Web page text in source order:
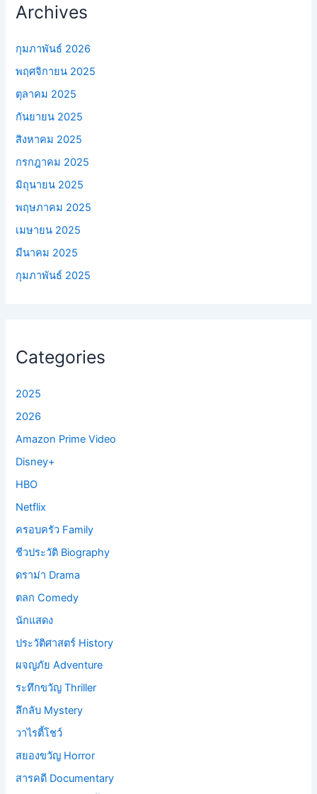
Archives
กุมภาพันธ์ 2026
พฤศจิกายน 2025
ตุลาคม 2025
กันยายน 2025
สิงหาคม 2025
กรกฎาคม 2025
มิถุนายน 2025
พฤษภาคม 2025
เมษายน 2025
มีนาคม 2025
กุมภาพันธ์ 2025
Categories
2025
2026
Amazon Prime Video
Disney+
HBO
Netflix
ครอบครัว Family
ชีวประวัติ Biography
ดราม่า Drama
ตลก Comedy
นักแสดง
ประวัติศาสตร์ History
ผจญภัย Adventure
ระทึกขวัญ Thriller
ลึกลับ Mystery
วาไรตี้โชว์
สยองขวัญ Horror
สารคดี Documentary